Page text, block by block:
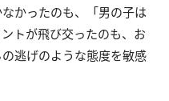
かったのも、「男の子は
トが飛び交ったのも、お
逃げのような態度を敏感